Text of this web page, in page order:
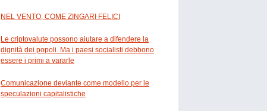
NEL VENTO, COME ZINGARI FELICI
Le criptovalute possono aiutare a difendere la
dignità dei popoli. Ma i paesi socialisti debbono
essere i primi a vararle
Comunicazione deviante come modello per le
speculazioni capitalistiche